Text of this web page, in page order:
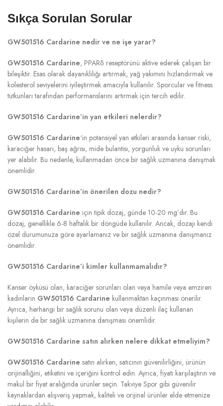
Sıkça Sorulan Sorular
GW501516 Cardarine nedir ve ne işe yarar?
GW501516 Cardarine, PPARδ reseptörünü aktive ederek çalışan bir
bileşiktir. Esas olarak dayanıklılığı artırmak, yağ yakımını hızlandırmak ve
kolesterol seviyelerini iyileştirmek amacıyla kullanılır. Sporcular ve fitness
tutkunları tarafından performanslarını artırmak için tercih edilir.
GW501516 Cardarine’in yan etkileri nelerdir?
GW501516 Cardarine‘in potansiyel yan etkileri arasında kanser riski,
karaciğer hasarı, baş ağrısı, mide bulantısı, yorgunluk ve uyku sorunları
yer alabilir. Bu nedenle, kullanmadan önce bir sağlık uzmanına danışmak
önemlidir.
GW501516 Cardarine’in önerilen dozu nedir?
GW501516 Cardarine için tipik dozaj, günde 10-20 mg’dır. Bu
dozaj, genellikle 6-8 haftalık bir döngüde kullanılır. Ancak, dozajı kendi
özel durumunuza göre ayarlamanız ve bir sağlık uzmanına danışmanız
önemlidir.
GW501516 Cardarine’i kimler kullanmamalıdır?
Kanser öyküsü olan, karaciğer sorunları olan veya hamile veya emziren
kadınların GW501516 Cardarine kullanmaktan kaçınması önerilir.
Ayrıca, herhangi bir sağlık sorunu olan veya düzenli ilaç kullanan
kişilerin de bir sağlık uzmanına danışması önemlidir.
GW501516 Cardarine satın alırken nelere dikkat etmeliyim?
GW501516 Cardarine satın alırken, satıcının güvenilirliğini, ürünün
orijinalliğini, etiketini ve içeriğini kontrol edin. Ayrıca, fiyatı karşılaştırın ve
makul bir fiyat aralığında ürünler seçin. Takviye Spor gibi güvenilir
kaynaklardan alışveriş yapmak, kaliteli ve orijinal ürünler elde etmenize